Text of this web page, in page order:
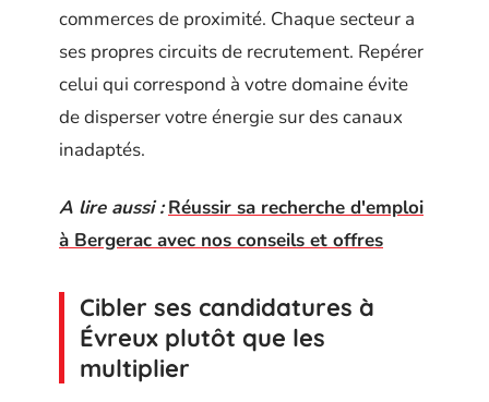
commerces de proximité. Chaque secteur a
ses propres circuits de recrutement. Repérer
celui qui correspond à votre domaine évite
de disperser votre énergie sur des canaux
inadaptés.
A lire aussi : Réussir sa recherche d'emploi
à Bergerac avec nos conseils et offres
Cibler ses candidatures à
Évreux plutôt que les
multiplier